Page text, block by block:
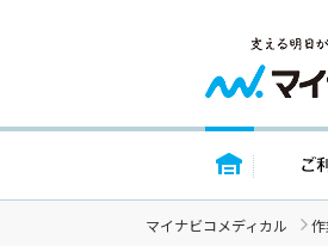
トップページ
マイナビコメディカル